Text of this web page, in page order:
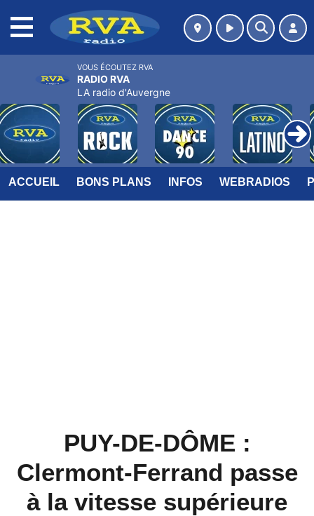
ACCUEIL BONS PLANS INFOS WEBRADIOS
PUY-DE-DÔME :
Clermont-Ferrand passe
à la vitesse supérieure
VOUS ÉCOUTEZ RVA
RADIO RVA
LA radio d'Auvergne